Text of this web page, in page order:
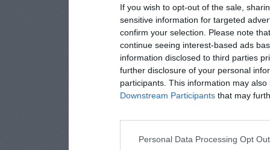
If you wish to opt-out of the sale,
sensitive information for targeted
confirm your selection. Please note
continue seeing interest-based ads
information disclosed to third parties
further disclosure of your personal
participants. This information may
Downstream Participants that may
Personal Data Processing Opt